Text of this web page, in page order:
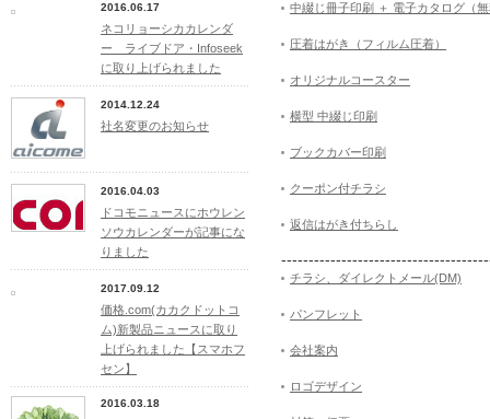
2016.06.17
ネコリョーシカカレンダ
ー ライブドア・Infoseek
に取り上げられました
2014.12.24
社名変更のお知らせ
2016.04.03
ドコモニュースにホウレン
ソウカレンダーが記事にな
りました
2017.09.12
価格.com(カカクドットコ
ム)新製品ニュースに取り
上げられました【スマホフ
セン】
2016.03.18
中綴じ冊子印刷 ＋ 電子カタログ（
圧着はがき（フィルム圧着）
オリジナルコースター
横型 中綴じ印刷
ブックカバー印刷
クーポン付チラシ
返信はがき付ちらし
チラシ、ダイレクトメール(DM)
パンフレット
会社案内
ロゴデザイン